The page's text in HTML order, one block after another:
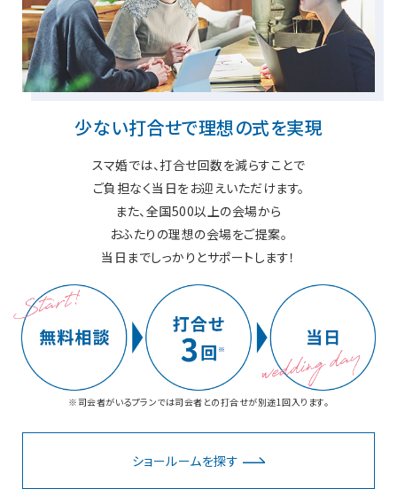
少ない打合せで理想の式を実現
スマ婚では、打合せ回数を減らすことで
ご負担なく当日をお迎えいただけます。
また、全国500以上の会場から
おふたりの理想の会場をご提案。
当日までしっかりとサポートします！
※司会者がいるプランでは司会者との打合せが別途1回入ります。
ショールームを探す